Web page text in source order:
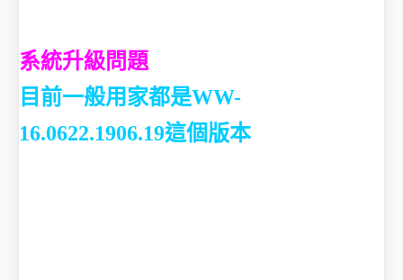
系統升級問題
目前一般用家都是WW-
16.0622.1906.19這個版本